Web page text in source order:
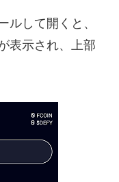
して開くと、
表示され、上部